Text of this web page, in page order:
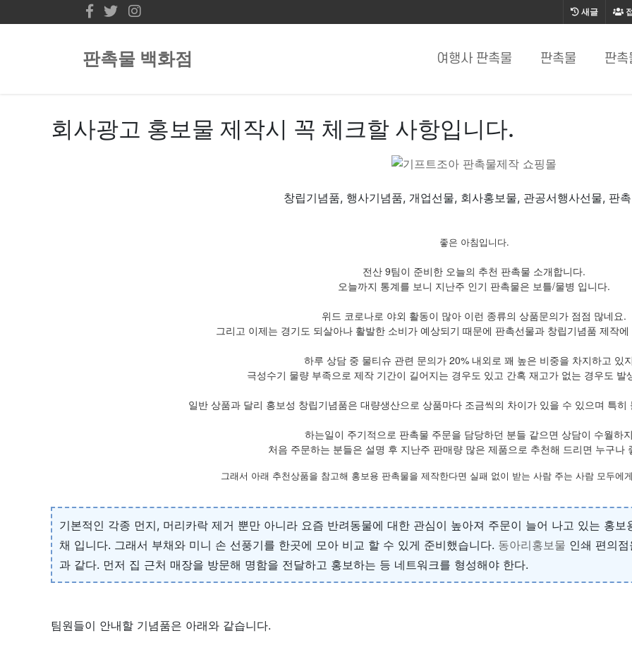
새글
판촉물 백화점 여행사 판촉물 판촉물 판촉
회사광고 홍보물 제작시 꼭 체크할 사항입니다.
창립기념품, 행사기념품, 개업선물, 회사홍보물, 관공서행사선물, 판
좋은 아침입니다.
전산 9팀이 준비한 오늘의 추천 판촉물 소개합니다.
오늘까지 통계를 보니 지난주 인기 판촉물은 보틀/물병 입니다.
위드 코로나로 야외 활동이 많아 이런 종류의 상품문의가 점점 많네요.
그리고 이제는 경기도 되살아나 활발한 소비가 예상되기 때문에 판촉선물과 창립기념품 제작
하루 상담 중 물티슈 관련 문의가 20% 내외로 꽤 높은 비중을 차지하고 있
극성수기 물량 부족으로 제작 기간이 길어지는 경우도 있고 간혹 재고가 없는 경우도 발
일반 상품과 달리 홍보성 창립기념품은 대량생산으로 상품마다 조금씩의 차이가 있을 수 있으며 특
하는일이 주기적으로 판촉물 주문을 담당하던 분들 같으면 상담이 수월하
처음 주문하는 분들은 설명 후 지난주 판매량 많은 제품으로 추천해 드리면 누구나
그래서 아래 추천상품을 참고해 홍보용 판촉물을 제작한다면 실패 없이 받는 사람 주는 사람 모두에
기본적인 각종 먼지, 머리카락 제거 뿐만 아니라 요즘 반려동물에 대한 관심이 높아져 주문이 늘어 나고 있는 홍
채 입니다. 그래서 부채와 미니 손 선풍기를 한곳에 모아 비교 할 수 있게 준비했습니다. 동아리홍보물 인쇄 편의
과 같다. 먼저 집 근처 매장을 방문해 명함을 전달하고 홍보하는 등 네트워크를 형성해야 한다.
팀원들이 안내할 기념품은 아래와 같습니다.